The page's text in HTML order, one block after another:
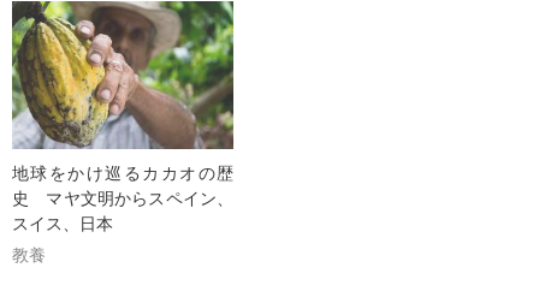
地球をかけ巡るカカオの歴
史 マヤ文明からスペイン、
スイス、日本
教養